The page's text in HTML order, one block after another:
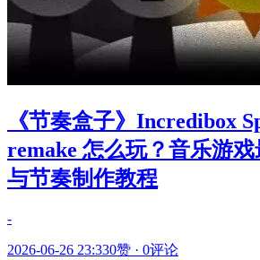
《节奏盒子》Incredibox
remake 怎么玩？音乐游
与节奏制作教程
-
2026-06-26 23:330赞 · 0评论